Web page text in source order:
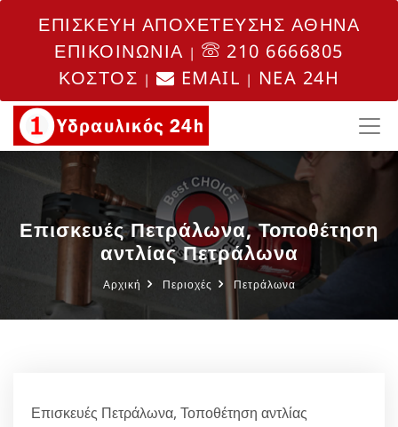
ΕΠΙΣΚΕΥΗ ΑΠΟΧΕΤΕΥΣΗΣ ΑΘΗΝΑ
ΕΠΙΚΟΙΝΩΝΙΑ |
210 6666805
ΚΟΣΤΟΣ | EMAIL | NEA 24H
Επισκευές Πετράλωνα, Τοποθέτηση
αντλίας Πετράλωνα
Αρχική Περιοχές Πετράλωνα
Επισκευές Πετράλωνα, Τοποθέτηση αντλίας